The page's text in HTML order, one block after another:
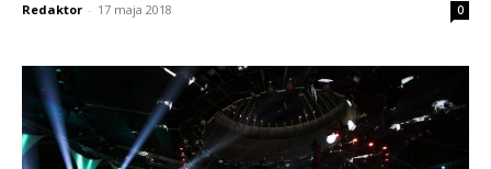
Redaktor - 17 maja 2018 0